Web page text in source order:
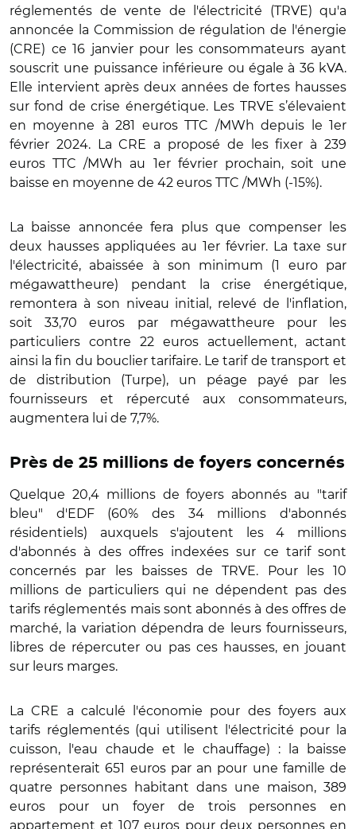
réglementés de vente de l'électricité (TRVE) qu'a
annoncée la Commission de régulation de l'énergie
(CRE) ce 16 janvier pour les consommateurs ayant
souscrit une puissance inférieure ou égale à 36 kVA.
Elle intervient après deux années de fortes hausses
sur fond de crise énergétique. Les TRVE s’élevaient
en moyenne à 281 euros TTC /MWh depuis le 1er
février 2024. La CRE a proposé de les fixer à 239
euros TTC /MWh au 1er février prochain, soit une
baisse en moyenne de 42 euros TTC /MWh (-15%).
La baisse annoncée fera plus que compenser les
deux hausses appliquées au 1er février. La taxe sur
l'électricité, abaissée à son minimum (1 euro par
mégawattheure) pendant la crise énergétique,
remontera à son niveau initial, relevé de l'inflation,
soit 33,70 euros par mégawattheure pour les
particuliers contre 22 euros actuellement, actant
ainsi la fin du bouclier tarifaire. Le tarif de transport et
de distribution (Turpe), un péage payé par les
fournisseurs et répercuté aux consommateurs,
augmentera lui de 7,7%.
Près de 25 millions de foyers concernés
Quelque 20,4 millions de foyers abonnés au "tarif
bleu" d'EDF (60% des 34 millions d'abonnés
résidentiels) auxquels s'ajoutent les 4 millions
d'abonnés à des offres indexées sur ce tarif sont
concernés par les baisses de TRVE. Pour les 10
millions de particuliers qui ne dépendent pas des
tarifs réglementés mais sont abonnés à des offres de
marché, la variation dépendra de leurs fournisseurs,
libres de répercuter ou pas ces hausses, en jouant
sur leurs marges.
La CRE a calculé l'économie pour des foyers aux
tarifs réglementés (qui utilisent l'électricité pour la
cuisson, l'eau chaude et le chauffage) : la baisse
représenterait 651 euros par an pour une famille de
quatre personnes habitant dans une maison, 389
euros pour un foyer de trois personnes en
appartement et 107 euros pour deux personnes en